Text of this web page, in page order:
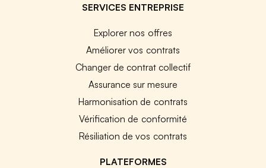
SERVICES ENTREPRISE
Explorer nos offres
Améliorer vos contrats
Changer de contrat collectif
Assurance sur mesure
Harmonisation de contrats
Vérification de conformité
Résiliation de vos contrats
PLATEFORMES